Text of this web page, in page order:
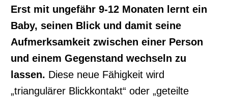
Erst mit ungefähr 9-12 Monaten lernt ein
Baby, seinen Blick und damit seine
Aufmerksamkeit zwischen einer Person
und einem Gegenstand wechseln zu
lassen. Diese neue Fähigkeit wird
„triangulärer Blickkontakt“ oder „geteilte